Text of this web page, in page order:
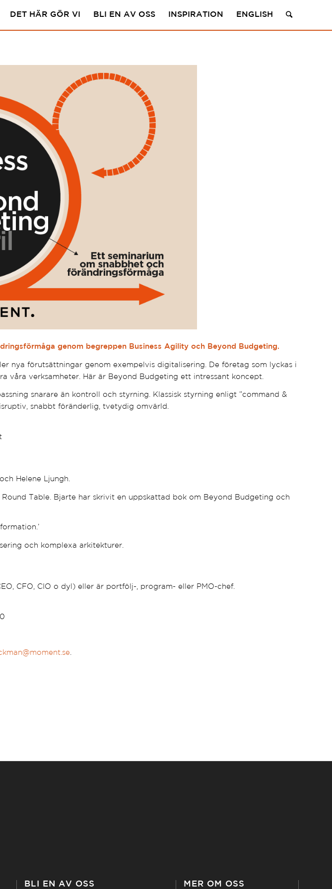
DET HÄR GÖR VI BLI EN AV OSS INSPIRATION ENGLISH
genom begreppen Business Agility och Beyond Budgeting.
nya förutsättningar genom exempelvis digitalisering. De företag som lyckas i
verksamheter. Här är Beyond Budgeting ett intressant koncept.
snarare än kontroll och styrning. Klassisk styrning enligt ”command &
snabbt föränderlig, tvetydig omvärld.
Helene Ljungh.
Table. Bjarte har skrivit en uppskattad bok om Beyond Budgeting och
och komplexa arkitekturer.
CFO, CIO o dyl) eller är portfölj-, program- eller PMO-chef.
BLI EN AV OSS MER OM OSS